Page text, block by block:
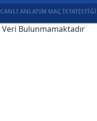
CANLI ANLATIM MAÇ İSTATISTIĞI
Veri Bulunmamaktadır